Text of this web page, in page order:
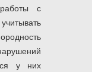
работы с
у них